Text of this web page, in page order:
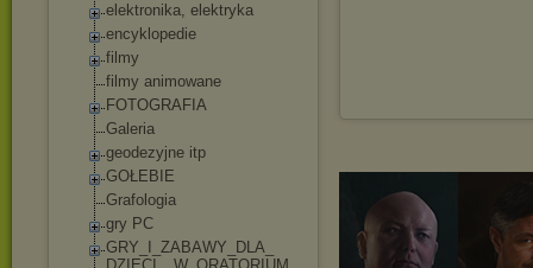
elektronika, elektryka
encyklopedie
filmy
filmy animowane
FOTOGRAFIA
Galeria
geodezyjne itp
GOŁEBIE
Grafologia
gry PC
GRY_I_ZABAWY_DLA_